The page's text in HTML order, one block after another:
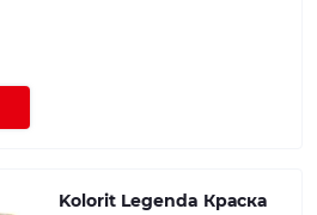
Kolorit Legenda Краска